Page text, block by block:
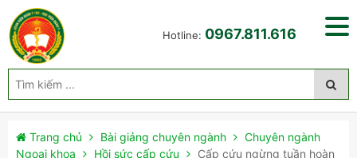
Hotline: 0967.811.616
Trang chủ Bài giảng chuyên ngành
Chuyên ngành
Ngoại khoa
Hồi sức cấp cứu
Cấp cứu ngừng tuần hoàn